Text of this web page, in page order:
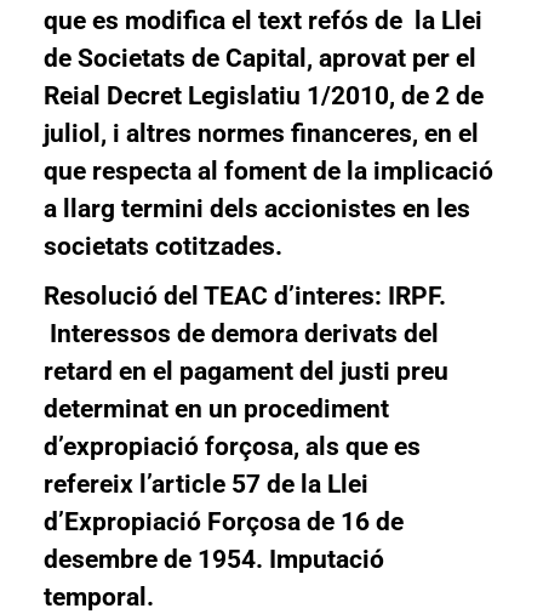
que es modifica el text refós de la Llei
de Societats de Capital, aprovat per el
Reial Decret Legislatiu 1/2010, de 2 de
juliol, i altres normes financeres, en el
que respecta al foment de la implicació
a llarg termini dels accionistes en les
societats cotitzades.
Resolució del TEAC d’interes: IRPF.
Interessos de demora derivats del
retard en el pagament del justi preu
determinat en un procediment
d’expropiació forçosa, als que es
refereix l’article 57 de la Llei
d’Expropiació Forçosa de 16 de
desembre de 1954. Imputació
temporal.